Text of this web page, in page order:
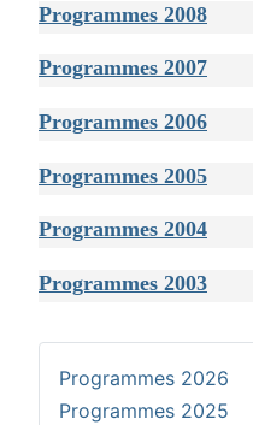
Programmes 2008
Programmes 2007
Programmes 2006
Programmes 2005
Programmes 2004
Programmes 2003
Programmes 2026
Programmes 2025